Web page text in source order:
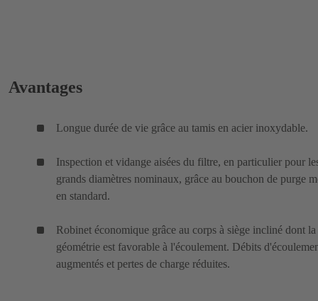
Avantages
Longue durée de vie grâce au tamis en acier inoxydable.
Inspection et vidange aisées du filtre, en particulier pour
grands diamètres nominaux, grâce au bouchon de purge
en standard.
Robinet économique grâce au corps à siège incliné dont la
géométrie est favorable à l'écoulement. Débits
augmentés et pertes de charge réduites.